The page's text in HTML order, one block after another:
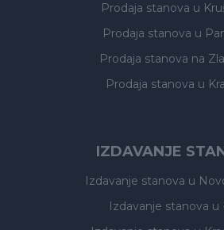
Prodaja stanova u
Prodaja stanova u
Prodaja stanova na
Prodaja stanova u
IZDAVANJE
Izdavanje stanova u
Izdavanje stanova u